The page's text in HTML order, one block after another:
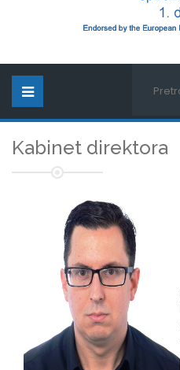
Kabinet direktora